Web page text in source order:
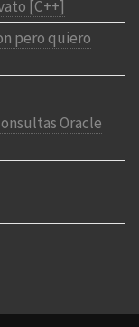
[C++]
pero quiero
Oracle